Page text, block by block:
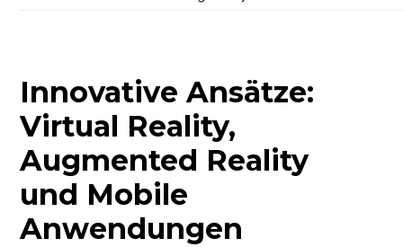
Innovative Ansätze:
Virtual Reality,
Augmented Reality
und Mobile
Anwendungen